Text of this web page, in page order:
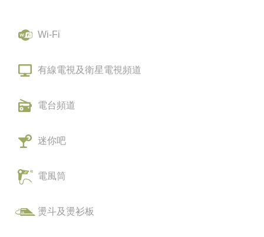
Wi-Fi
有線電視及衛星電視頻道
電台頻道
迷你吧
電風筒
燙斗及燙衫板